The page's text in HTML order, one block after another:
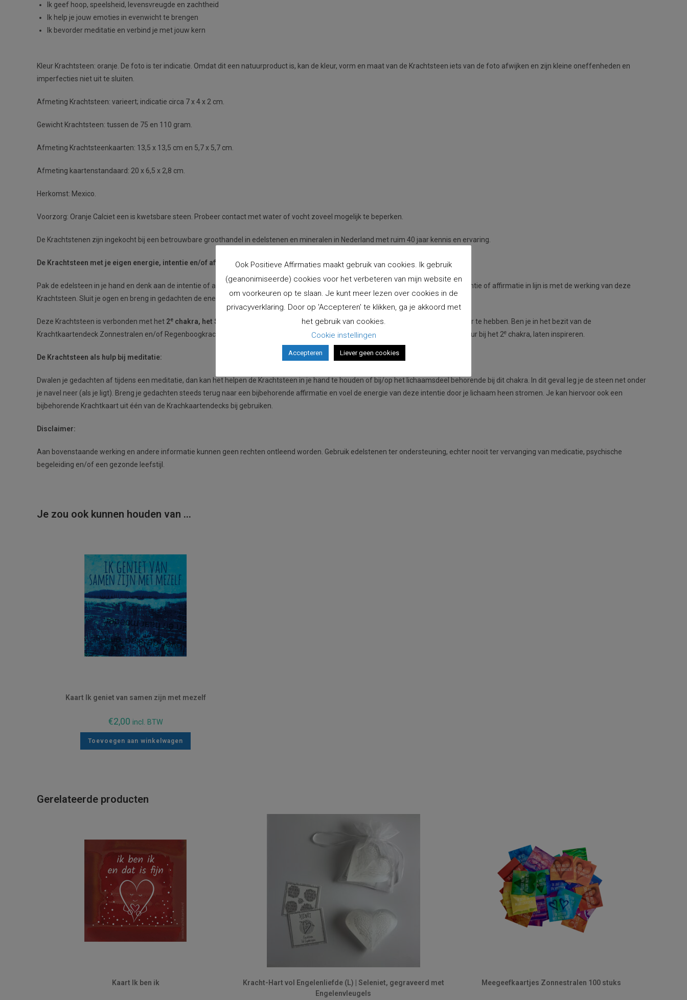
Ik geef hoop, speelsheid, levensvreugde en zachtheid
Ik help je jouw emoties in evenwicht te brengen
Ik bevorder meditatie en verbind je met jouw kern
Kleur Krachtsteen: oranje. De foto is ter indicatie. Omdat dit een natuurproduct is, kan de kleur, vorm en maat van de Krachtsteen iets van de foto afwijken en zijn kleine oneffenheden en
imperfecties niet uit te sluiten.
Afmeting Krachtsteen: varieert; indicatie circa 7 x 4 x 2 cm.
Gewicht Krachtsteen: tussen de 75 en 110 gram.
Afmeting Krachtsteenkaarten: 13,5 x 13,5 cm en 5,7 x 5,7 cm.
Afmeting kaartenstandaard: 20 x 6,5 x 2,8 cm.
Herkomst: Mexico.
Voorzorg: Oranje Calciet een is kwetsbare steen. Probeer contact met water of vocht zoveel mogelijk te beperken.
De Krachtstenen zijn ingekocht bij een betrouwbare groothandel in edelstenen en mineralen in Nederland met ruim 40 jaar kennis en ervaring.
De Krachtsteen met je eigen energie, intentie en/of affirmatie laden:
Pak de edelsteen in je hand en denk aan de intentie of affirmatie die je aan deze Krachtsteen mee wilt geven. Zorg ervoor dat deze intentie of affirmatie in lijn is met de werking van deze
Krachtsteen. Sluit je ogen en breng in gedachten de energie van jouw woorden over in de edelsteen.
Deze Krachtsteen is verbonden met het 2e chakra, het Sacraal Chakra
. Dit chakra heeft als basisrecht het recht om te voelen en plezier te hebben. Ben je in het bezit van de
Krachtkaartendeck Zonnestralen en/of Regenboogkracht, dan kan je je door de affirmaties op de Krachtkaarten met oranje kleur, de kleur bij het 2e chakra, laten inspireren.
De Krachtsteen als hulp bij meditatie:
Dwalen je gedachten af tijdens een meditatie, dan kan het helpen de Krachtsteen in je hand te houden of bij/op het lichaamsdeel behorende bij dit chakra. In dit geval leg je de steen net onder
je navel neer (als je ligt). Breng je gedachten steeds terug naar een bijbehorende affirmatie en voel de energie van deze intentie door je lichaam heen stromen. Je kan hiervoor ook een
bijbehorende Krachtkaart uit één van de Krachkaartendecks bij gebruiken.
Disclaimer:
Aan bovenstaande werking en andere informatie kunnen geen rechten ontleend worden. Gebruik edelstenen ter ondersteuning, echter nooit ter vervanging van medicatie, psychische
begeleiding en/of een gezonde leefstijl.
Je zou ook kunnen houden van …
Kaart Ik geniet van samen zijn met mezelf
€2,00 incl. BTW
Toevoegen aan winkelwagen
Gerelateerde producten
Kaart Ik ben ik
Kracht-Hart vol Engelenliefde (L) | Seleniet, gegraveerd met
Engelenvleugels
Meegeefkaartjes Zonnestralen 100 stuks
Ook Positieve Affirmaties maakt gebruik van cookies. Ik gebruik
(geanonimiseerde) cookies voor het verbeteren van mijn website en
om voorkeuren op te slaan. Je kunt meer lezen over cookies in de
privacyverklaring. Door op 'Accepteren' te klikken, ga je akkoord met
het gebruik van cookies.
Cookie instellingen
Accepteren Liever geen cookies